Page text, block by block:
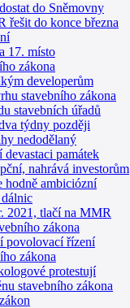
do Sněmovny
řešit do konce března
17. místo
zákona
developerům
stavebního zákona
stavebních úřadů
týdny později
nedodělaný
památek
nahrává investorům
hodně ambiciózní
2021, tlačí na MMR
zákona
povolovací řízení
zákona
protestují
stavebního zákona